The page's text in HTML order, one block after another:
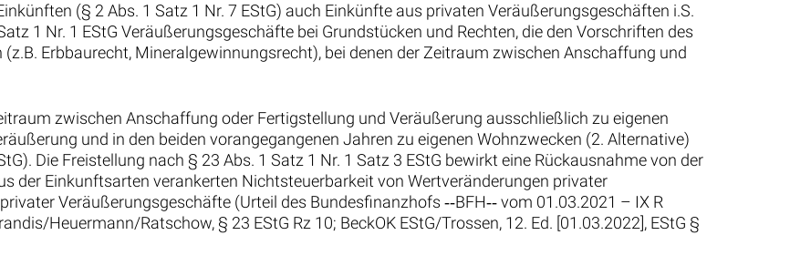
(§ 2 Abs. 1 Satz 1 Nr. 7 EStG) auch Einkünfte aus privaten Veräußerungsgeschäften i.S.
1 Nr. 1 EStG Veräußerungsgeschäfte bei Grundstücken und Rechten, die den Vorschriften des
Erbbaurecht, Mineralgewinnungsrecht), bei denen der Zeitraum zwischen Anschaffung und
zwischen Anschaffung oder Fertigstellung und Veräußerung ausschließlich zu eigenen
und in den beiden vorangegangenen Jahren zu eigenen Wohnzwecken (2. Alternative)
Die Freistellung nach § 23 Abs. 1 Satz 1 Nr. 1 Satz 3 EStG bewirkt eine Rückausnahme von der
der Einkunftsarten verankerten Nichtsteuerbarkeit von Wertveränderungen privater
Veräußerungsgeschäfte (Urteil des Bundesfinanzhofs ‑‑BFH‑‑ vom 01.03.2021 – IX R
Heuermann/Ratschow, § 23 EStG Rz 10; BeckOK EStG/Trossen, 12. Ed. [01.03.2022], EStG §